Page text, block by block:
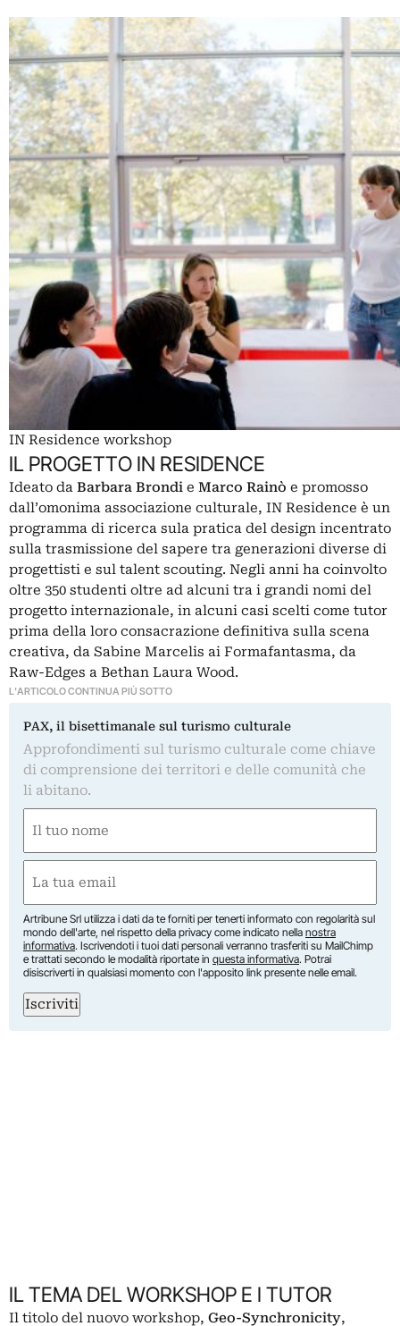
IN Residence workshop
IL PROGETTO IN RESIDENCE
Ideato da Barbara Brondi e Marco Rainò e promosso
dall’omonima associazione culturale, IN Residence è un
programma di ricerca sula pratica del design incentrato
sulla trasmissione del sapere tra generazioni diverse di
progettisti e sul talent scouting. Negli anni ha coinvolto
oltre 350 studenti oltre ad alcuni tra i grandi nomi del
progetto internazionale, in alcuni casi scelti come tutor
prima della loro consacrazione definitiva sulla scena
creativa, da Sabine Marcelis ai Formafantasma, da
Raw-Edges a Bethan Laura Wood.
L'ARTICOLO CONTINUA PIÙ SOTTO
PAX, il bisettimanale sul turismo culturale
Approfondimenti sul turismo culturale come chiave
di comprensione dei territori e delle comunità che
li abitano.
(Obbligatorio)
Nome
(Obbligatorio)
Artribune Srl utilizza i dati da te forniti per tenerti informato con regolarità sul
mondo dell'arte, nel rispetto della privacy come indicato nella nostra
informativa. Iscrivendoti i tuoi dati personali verranno trasferiti su MailChimp
e trattati secondo le modalità riportate in questa informativa. Potrai
disiscriverti in qualsiasi momento con l'apposito link presente nelle email.
Iscriviti
IL TEMA DEL WORKSHOP E I TUTOR
Il titolo del nuovo workshop, Geo-Synchronicity,